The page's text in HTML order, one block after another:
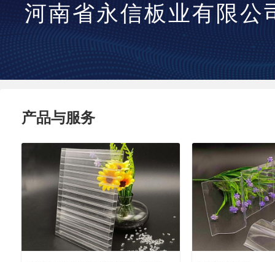
河南省永信板业有限公
产品与服务